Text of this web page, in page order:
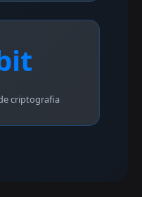
criptografia